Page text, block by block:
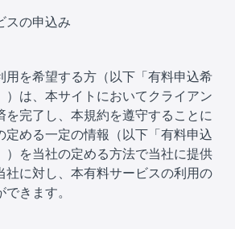
の申込み
用を希望する方（以下「有料申込希
）は、本サイトにおいてクライアン
を完了し、本規約を遵守することに
定める一定の情報（以下「有料申込
）を当社の定める方法で当社に提供
社に対し、本有料サービスの利用の
きます。